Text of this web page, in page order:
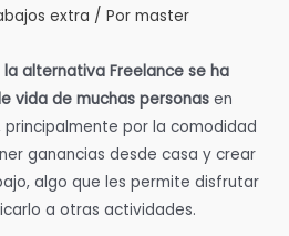
extra / Por master
la alternativa Freelance se ha
vida de muchas personas en
por la comodidad
ganancias desde casa y crear
algo que les permite disfrutar
a otras actividades.